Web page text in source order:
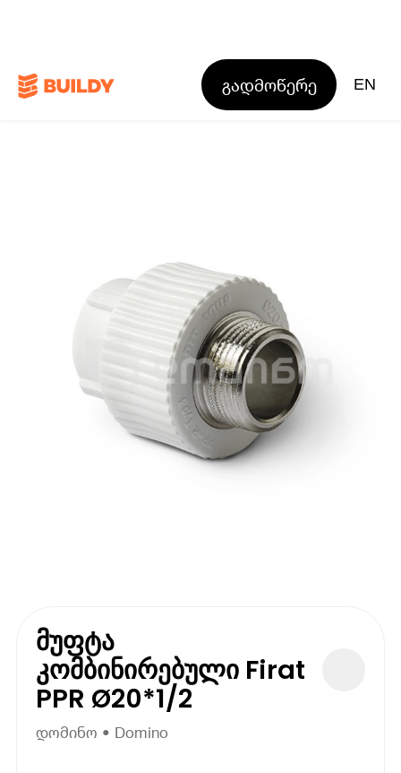
გადმოწერე EN
მუფტა
კომბინირებული Firat
PPR Ø20*1/2
დომინო • Domino